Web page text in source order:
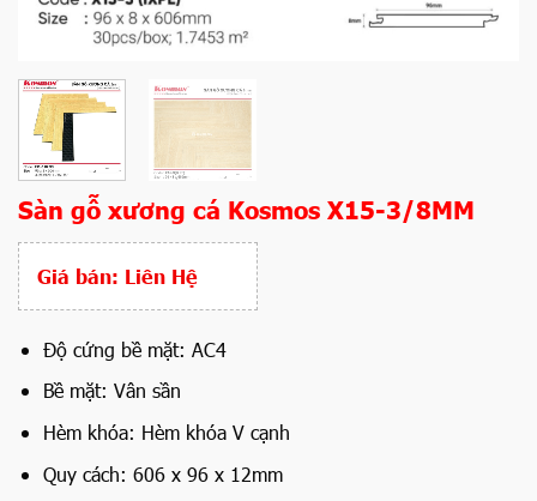
Sàn gỗ xương cá Kosmos X15-3/8MM
Giá bán: Liên Hệ
Độ cứng bề mặt: AC4
Bề mặt: Vân sần
Hèm khóa: Hèm khóa V cạnh
Quy cách: 606 x 96 x 12mm